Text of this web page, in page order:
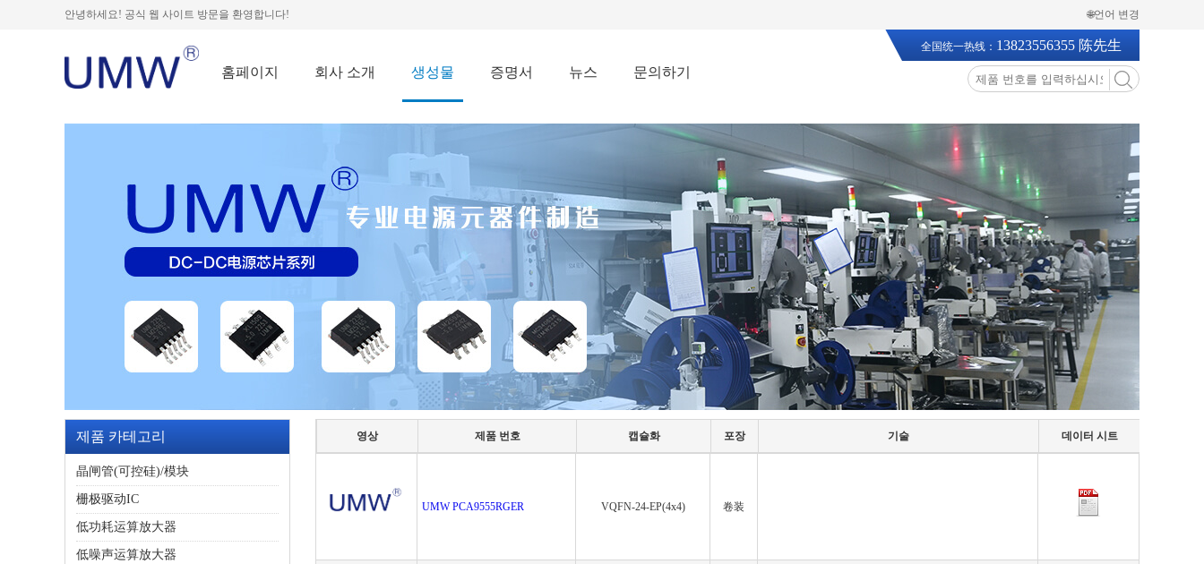
안녕하세요! 공식 웹 사이트 방문을 환영합니다! 🌐언어 변경
홈페이지 회사 소개 생성물 증명서 뉴스 문의하기
全国统一热线： 13823556355 陈先生
제품 카테고리
晶闸管(可控硅)/模块
栅极驱动IC
低功耗运算放大器
低噪声运算放大器
영상 제품 번호 캡슐화 포장 기술 데이터 시트
UMW PCA9555RGER VQFN-24-EP(4x4) 卷装